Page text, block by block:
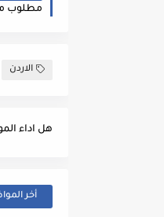
الاردن
هل اداء
أخر